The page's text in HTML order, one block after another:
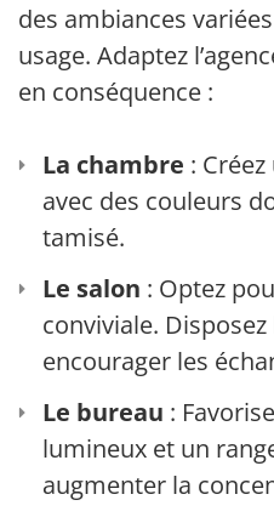
des ambiances
usage. Adaptez
en conséquence :
La chambre :
avec des couleurs
tamisé.
Le salon : Optez
conviviale.
encourager les
Le bureau :
lumineux et un
augmenter la